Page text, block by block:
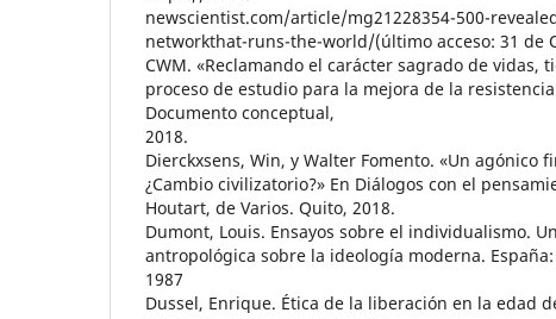
newscientist.com/article/mg21228354-500-
networkthat-runs-the-world/(último acceso: 31 de
CWM. «Reclamando el carácter sagrado de vidas,
proceso de estudio para la mejora de la
Documento conceptual,
2018.
Dierckxsens, Win, y Walter Fomento. «Un agónico
¿Cambio civilizatorio?» En Diálogos con el
Houtart, de Varios. Quito, 2018.
Dumont, Louis. Ensayos sobre el individualismo.
antropológica sobre la ideología moderna.
1987
Dussel, Enrique. Ética de la liberación en la edad